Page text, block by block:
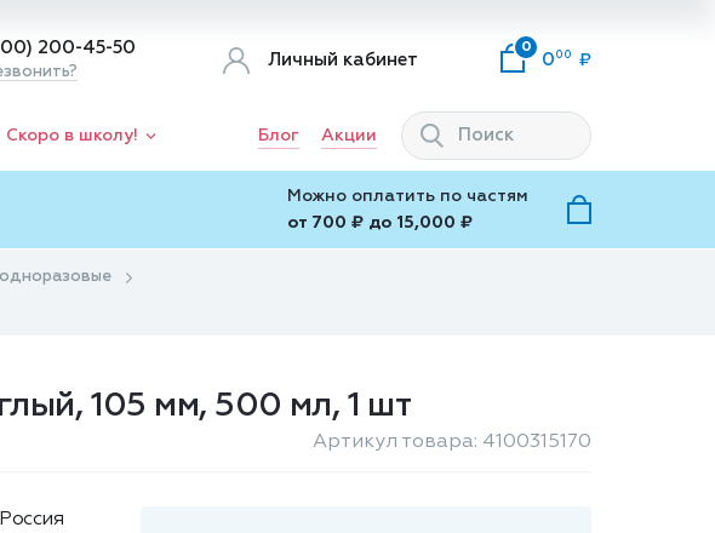
200-45-50
Личный кабинет
0
0 00
Скоро в школу! Блог Акции
Можно оплатить по частям
от 700 ₽ до 15,000 ₽
105 мм, 500 мл, 1 шт
Артикул товара: 4100315170
Россия